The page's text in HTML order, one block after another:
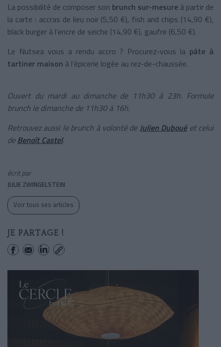
La possibilité de composer son brunch sur-mesure à partir de
la carte : accras de lieu noir (5,50 €), fish and chips (14,90 €),
black burger à l’encre de seiche (14,90 €), gaufre (6,50 €).
Le Nutsea vous a rendu accro ? Procurez-vous la pâte à
tartiner maison à l’épicerie logée au rez-de-chaussée.
Ouvert du mardi au dimanche de 11h30 à 23h. Formule
brunch le dimanche de 11h30 à 16h.
Retrouvez aussi le brunch à volonté de Julien Dubouéet celui
deBenoît Castel.
écrit par
JULIE ZWINGELSTEIN
Voir tous ses articles
JE PARTAGE !